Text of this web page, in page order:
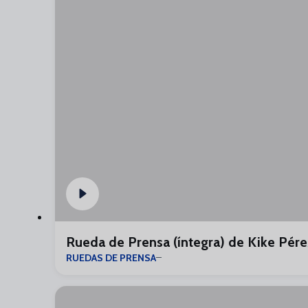
Rueda de Prensa (íntegra) de Kike
RUEDAS DE PRENSA